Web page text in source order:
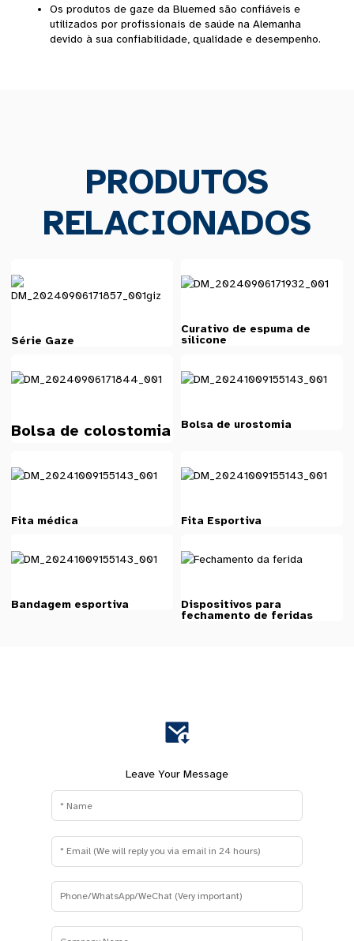
Os produtos de gaze da Bluemed ​​são confiáveis ​​e
utilizados por profissionais de saúde na Alemanha
devido à sua confiabilidade, qualidade e desempenho.
PRODUTOS
RELACIONADOS
Série Gaze
Curativo de espuma de
silicone
Bolsa de colostomia Bolsa de urostomia
Fita médica Fita Esportiva
Bandagem esportiva
Dispositivos para
fechamento de feridas
Leave Your Message